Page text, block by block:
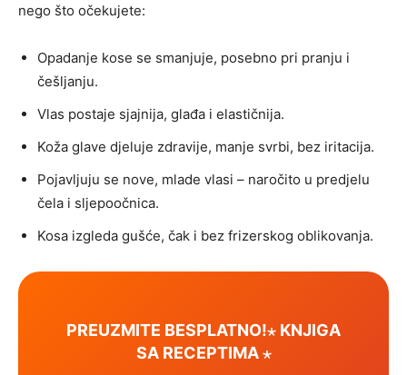
nego što očekujete:
Opadanje kose se smanjuje, posebno pri pranju i
češljanju.
Vlas postaje sjajnija, glađa i elastičnija.
Koža glave djeluje zdravije, manje svrbi, bez iritacija.
Pojavljuju se nove, mlade vlasi – naročito u predjelu
čela i sljepoočnica.
Kosa izgleda gušće, čak i bez frizerskog oblikovanja.
PREUZMITE BESPLATNO!⋆ KNJIGA
SA RECEPTIMA ⋆